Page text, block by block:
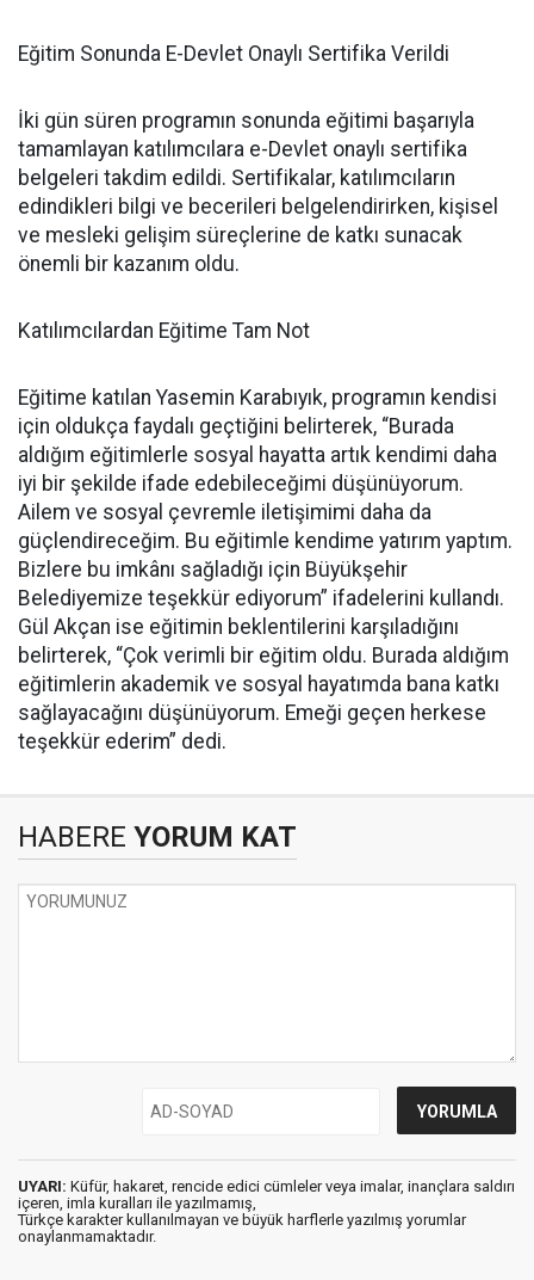
Eğitim Sonunda E-Devlet Onaylı Sertifika Verildi
İki gün süren programın sonunda eğitimi başarıyla
tamamlayan katılımcılara e-Devlet onaylı sertifika
belgeleri takdim edildi. Sertifikalar, katılımcıların
edindikleri bilgi ve becerileri belgelendirirken, kişisel
ve mesleki gelişim süreçlerine de katkı sunacak
önemli bir kazanım oldu.
Katılımcılardan Eğitime Tam Not
Eğitime katılan Yasemin Karabıyık, programın kendisi
için oldukça faydalı geçtiğini belirterek, “Burada
aldığım eğitimlerle sosyal hayatta artık kendimi daha
iyi bir şekilde ifade edebileceğimi düşünüyorum.
Ailem ve sosyal çevremle iletişimimi daha da
güçlendireceğim. Bu eğitimle kendime yatırım yaptım.
Bizlere bu imkânı sağladığı için Büyükşehir
Belediyemize teşekkür ediyorum” ifadelerini kullandı.
Gül Akçan ise eğitimin beklentilerini karşıladığını
belirterek, “Çok verimli bir eğitim oldu. Burada aldığım
eğitimlerin akademik ve sosyal hayatımda bana katkı
sağlayacağını düşünüyorum. Emeği geçen herkese
teşekkür ederim” dedi.
HABERE YORUM KAT
UYARI: Küfür, hakaret, rencide edici cümleler veya imalar, inançlara saldırı
içeren, imla kuralları ile yazılmamış,
Türkçe karakter kullanılmayan ve büyük harflerle yazılmış yorumlar
onaylanmamaktadır.